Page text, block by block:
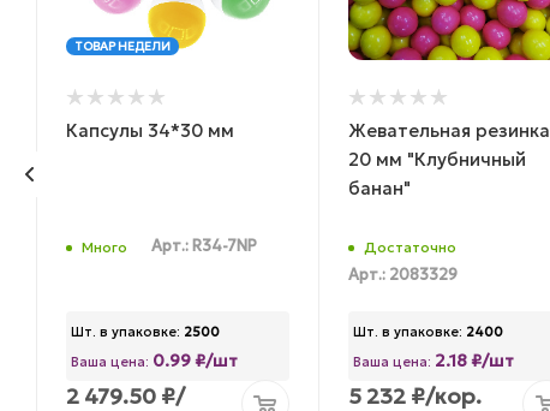
ТОВАР НЕДЕЛИ
Капсулы 34*30 мм
Много Арт.: R34-7NP
Шт. в упаковке: 2500
Ваша цена: 0.99 ₽/шт
2 479.50₽/
Жевательная резинка
20 мм "Клубничный
банан"
Достаточно
Арт.: 2083329
Шт. в упаковке: 2400
Ваша цена: 2.18 ₽/шт
5 232₽/кор.